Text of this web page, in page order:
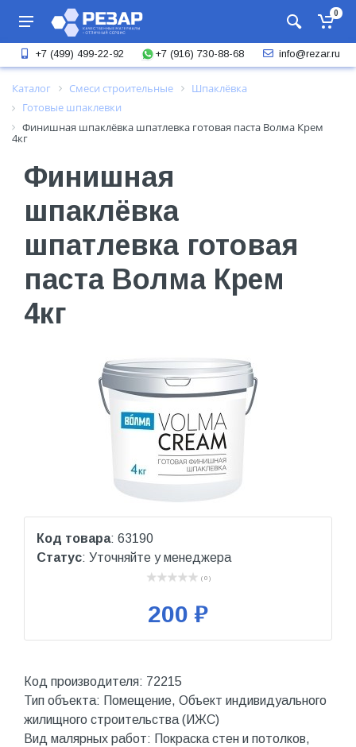
0
+7 (499) 499-22-92 +7 (916) 730-88-68 info@rezar.ru
Каталог Смеси строительные
Шпаклёвка
Готовые шпаклевки
Финишная шпаклёвка шпатлевка готовая паста Волма Крем
4кг
Финишная
шпаклёвка
шпатлевка готовая
паста Волма Крем
4кг
Код товара: 63190
Статус: Уточняйте у менеджера
( 0 )
200 ₽
Код производителя: 72215
Тип объекта: Помещение, Объект индивидуального
жилищного строительства (ИЖС)
Вид малярных работ: Покраска стен и потолков,